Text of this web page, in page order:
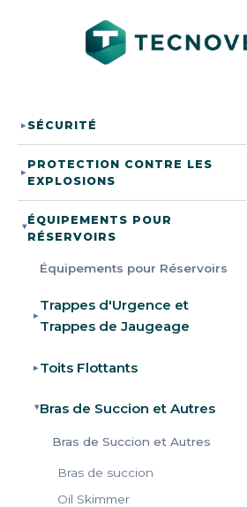
▸SÉCURITÉ
▸
PROTECTION CONTRE LES
EXPLOSIONS
▸
ÉQUIPEMENTS POUR
RÉSERVOIRS
Équipements pour Réservoirs
▸
Trappes d'Urgence et
Trappes de Jaugeage
▸ Toits Flottants
▸Bras de Succion et Autres
Bras de Succion et Autres
Bras de succion
Oil Skimmer